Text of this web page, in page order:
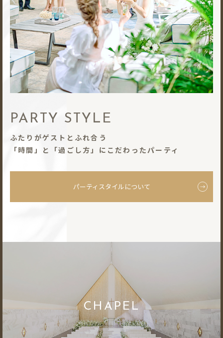
PARTY STYLE
ふたりがゲストとふれ合う
「時間」と「過ごし⽅」にこだわったパーティ
パーティスタイルについて
CHAPEL